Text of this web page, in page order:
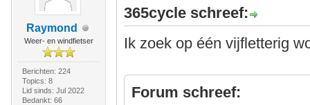
Raymond
Weer- en windfietser
Berichten: 224
Topics: 8
Lid sinds: Jul 2022
Bedankt: 66
365cycle schreef:
Ik zoek op één vijfletterig
Forum schreef: